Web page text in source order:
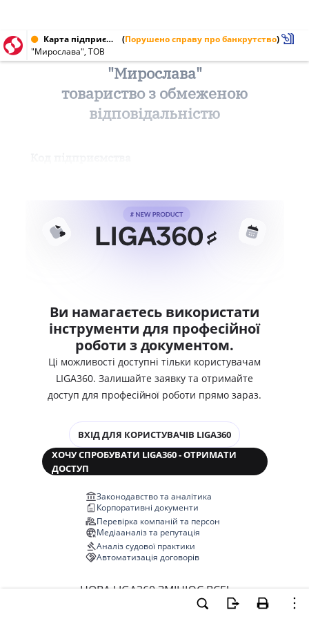
Карта підприємства від 26.04.1997 (Порушено справу про банкрутство)
"Мирослава", ТОВ
"Мирослава"
товариство з обмеженою
відповідальністю
Ви намагаєтесь використати
інструменти для професійної
роботи з документом.
Ці можливості доступні тільки користувачам
LIGA360. Залишайте заявку та отримайте
доступ для професійної роботи прямо зараз.
ВХІД ДЛЯ КОРИСТУВАЧІВ LIGA360
ХОЧУ СПРОБУВАТИ LIGA360 - ОТРИМАТИ
ДОСТУП
Законодавство та аналітика
Корпоративні документи
Перевірка компаній та персон
Медіааналіз та репутація
Аналіз судової практики
Автоматизація договорів
НОВА LIGA360 ЗМІНЮЄ ВСЕ!